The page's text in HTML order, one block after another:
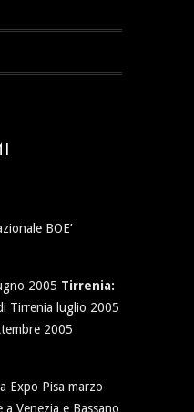
BOE’
2005 Tirrenia:
Tirrenia luglio 2005
2005
Expo Pisa marzo
a Venezia e Bassano